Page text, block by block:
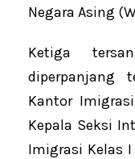
Negara Asing
Ketiga
diperpanjang
Kantor
Kepala Seksi
Imigrasi Kelas